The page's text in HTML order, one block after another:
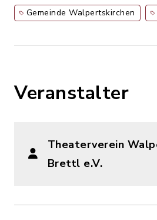
Gemeinde Walpertskirchen
Veranstalter
Theaterverein
Brettl e.V.